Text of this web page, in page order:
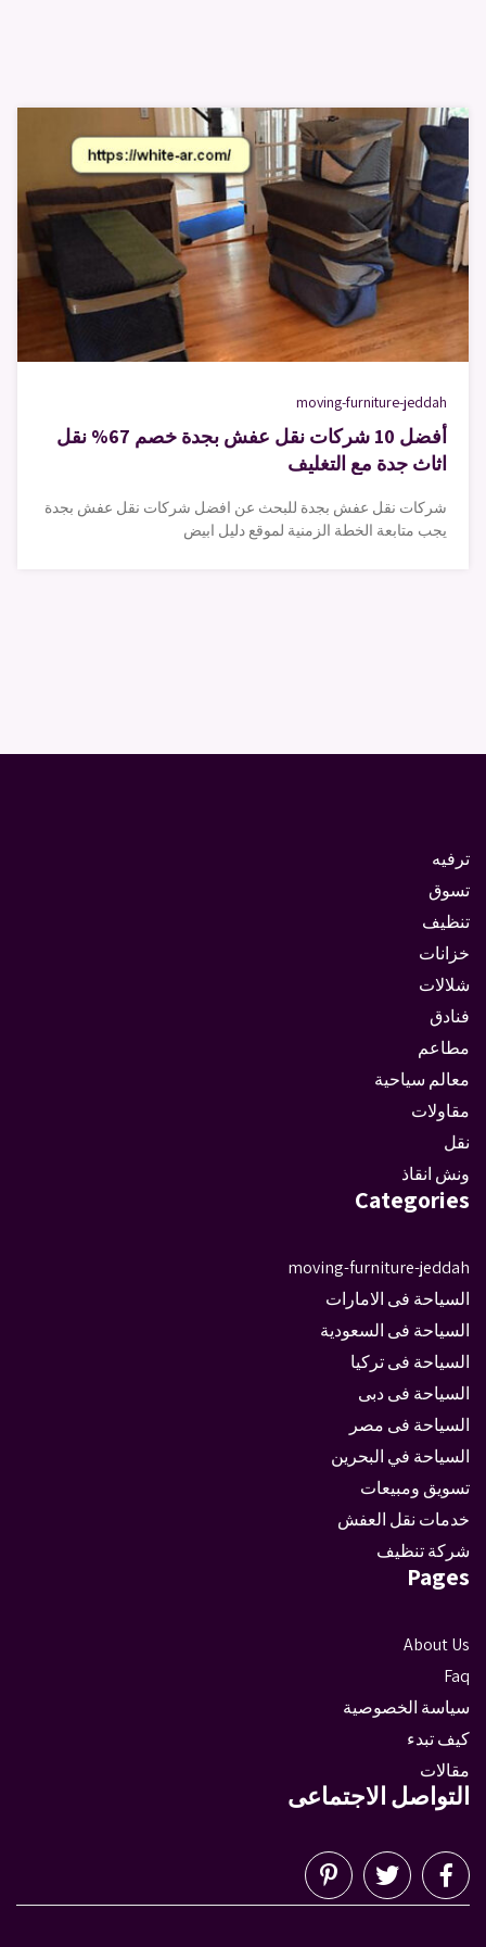
moving-furniture-jeddah
أفضل 10 شركات نقل عفش بجدة خصم 67% نقل
اثاث جدة مع التغليف
شركات نقل عفش بجدة للبحث عن افضل شركات نقل عفش بجدة
يجب متابعة الخطة الزمنية لموقع دليل ابيض
ترفيه
تسوق
تنظيف
خزانات
شلالات
فنادق
مطاعم
معالم سياحية
مقاولات
نقل
ونش انقاذ
Categories
moving-furniture-jeddah
السياحة فى الامارات
السياحة فى السعودية
السياحة فى تركيا
السياحة فى دبى
السياحة فى مصر
السياحة في البحرين
تسويق ومبيعات
خدمات نقل العفش
شركة تنظيف
Pages
About Us
Faq
سياسة الخصوصية
كيف تبدء
مقالات
التواصل الاجتماعى